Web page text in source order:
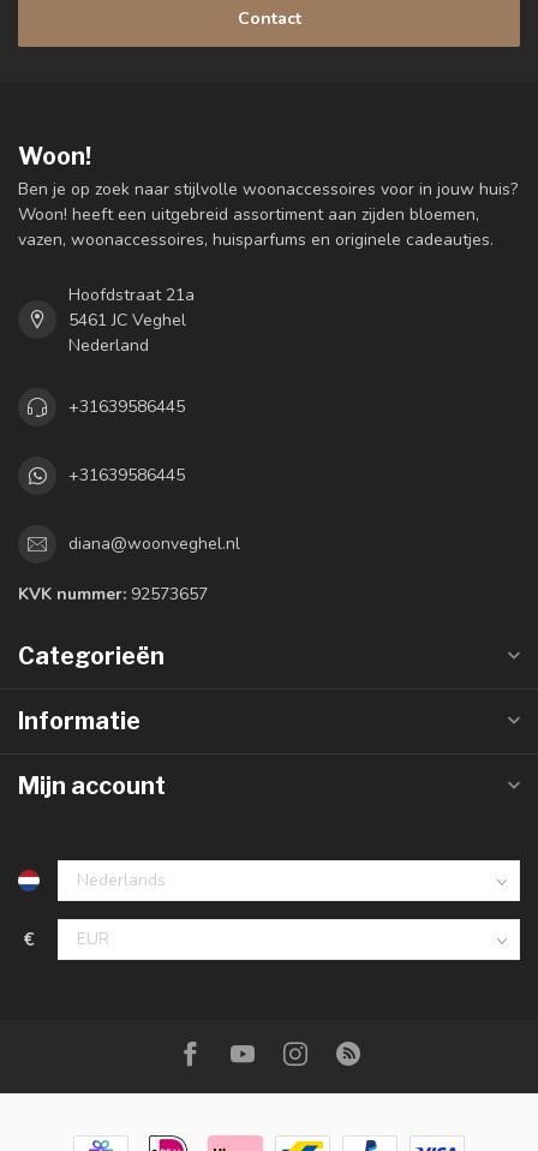
Contact
Woon!
Ben je op zoek naar stijlvolle woonaccessoires voor in jouw huis?
Woon! heeft een uitgebreid assortiment aan zijden bloemen,
vazen, woonaccessoires, huisparfums en originele cadeautjes.
Hoofdstraat 21a
5461 JC Veghel
Nederland
+31639586445
+31639586445
diana@woonveghel.nl
KVK nummer: 92573657
Categorieën
Informatie
Mijn account
€